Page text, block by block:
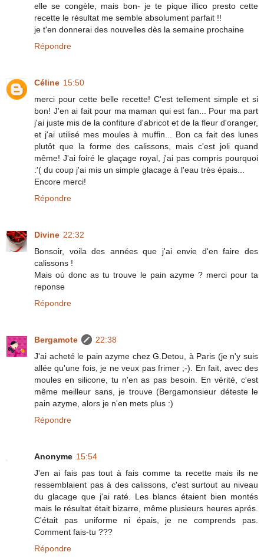
elle se congèle, mais bon- je te pique illico presto cette
recette le résultat me semble absolument parfait !!
je t'en donnerai des nouvelles dès la semaine prochaine
Répondre
Céline 15:50
merci pour cette belle recette! C'est tellement simple et si
bon! J'en ai fait pour ma maman qui est fan... Pour ma part
j'ai juste mis de la confiture d'abricot et de la fleur d'oranger,
et j'ai utilisé mes moules à muffin... Bon ca fait des lunes
plutôt que la forme des calissons, mais c'est joli quand
même! J'ai foiré le glaçage royal, j'ai pas compris pourquoi
:'( du coup j'ai mis un simple glacage à l'eau très épais...
Encore merci!
Répondre
Divine 22:32
Bonsoir, voila des années que j'ai envie d'en faire des
calissons !
Mais où donc as tu trouve le pain azyme ? merci pour ta
reponse
Répondre
Bergamote
22:38
J'ai acheté le pain azyme chez G.Detou, à Paris (je n'y suis
allée qu'une fois, je ne veux pas frimer ;-). En fait, avec des
moules en silicone, tu n'en as pas besoin. En vérité, c'est
même meilleur sans, je trouve (Bergamonsieur déteste le
pain azyme, alors je n'en mets plus :)
Répondre
Anonyme 15:54
J'en ai fais pas tout à fais comme ta recette mais ils ne
ressemblaient pas à des calissons, c'est surtout au niveau
du glacage que j'ai raté. Les blancs étaient bien montés
mais le résultat était bizarre, même plusieurs heures aprés.
C'était pas uniforme ni épais, je ne comprends pas.
Comment fais-tu ???
Répondre